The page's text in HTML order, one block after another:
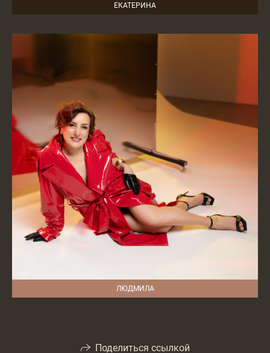
ЕКАТЕРИНА
ЛЮДМИЛА
Поделиться ссылкой